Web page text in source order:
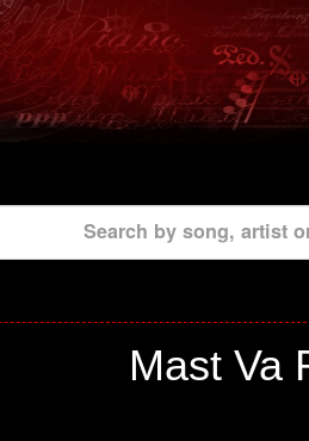
Search by song, artist
Mast Va